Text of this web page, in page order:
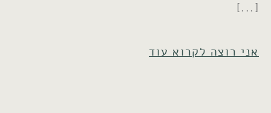
אני רוצה לקרוא עוד